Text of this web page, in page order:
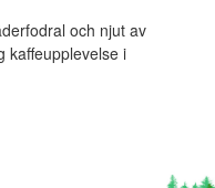
och njut av
kaffeupplevelse i